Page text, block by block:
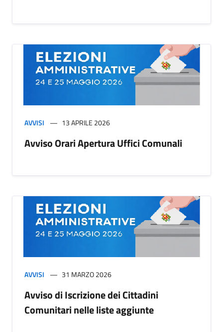
AVVISI 13 APRILE 2026
Avviso Orari Apertura Uffici Comunali
AVVISI 31 MARZO 2026
Avviso di Iscrizione dei Cittadini
Comunitari nelle liste aggiunte